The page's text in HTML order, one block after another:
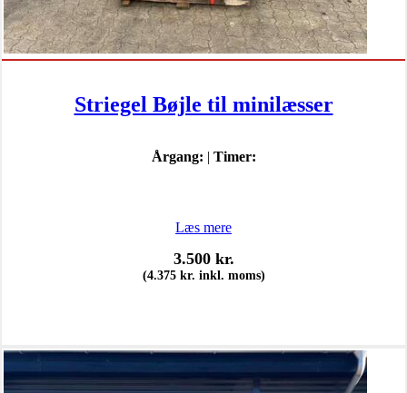
Striegel Bøjle til minilæsser
Årgang: | Timer:
Læs mere
3.500 kr.
(4.375 kr. inkl. moms)